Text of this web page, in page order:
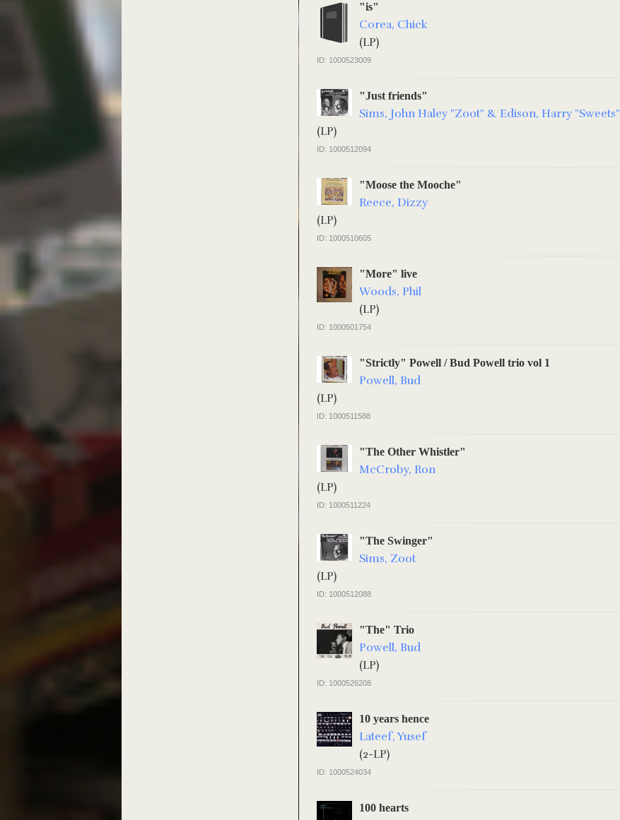
"is"
Corea, Chick
(LP)
ID: 1000523009
"Just friends"
Sims, John Haley "Zoot" & Edison, Harry "Sweets"
(LP)
ID: 1000512094
"Moose the Mooche"
Reece, Dizzy
(LP)
ID: 1000510605
"More" live
Woods, Phil
(LP)
ID: 1000501754
"Strictly" Powell / Bud Powell trio vol 1
Powell, Bud
(LP)
ID: 1000511588
"The Other Whistler"
McCroby, Ron
(LP)
ID: 1000511224
"The Swinger"
Sims, Zoot
(LP)
ID: 1000512088
"The" Trio
Powell, Bud
(LP)
ID: 1000526208
10 years hence
Lateef, Yusef
(2-LP)
ID: 1000524034
100 hearts